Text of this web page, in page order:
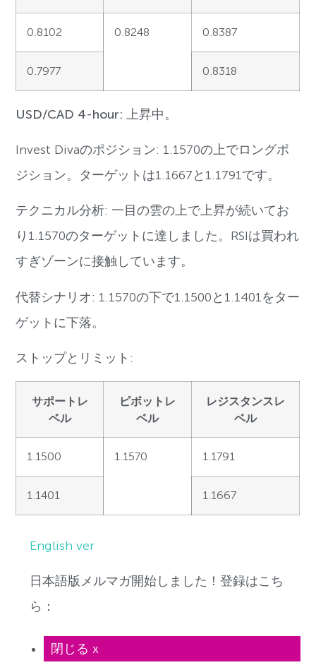
0.8102 0.8248 0.8387
0.7977 0.8318
USD/CAD 4-hour: 上昇中。
Invest Divaのポジション: 1.1570の上でロングポ
ジション。ターゲットは1.1667と1.1791です。
テクニカル分析: 一目の雲の上で上昇が続いてお
り1.1570のターゲットに達しました。RSIは買われ
すぎゾーンに接触しています。
代替シナリオ: 1.1570の下で1.1500と1.1401をター
ゲットに下落。
ストップとリミット:
サポートレ
ベル
ピボットレ
ベル
レジスタンスレ
ベル
1.1500 1.1570 1.1791
1.1401 1.1667
English ver
日本語版メルマガ開始しました！登録はこち
ら：
閉じる x